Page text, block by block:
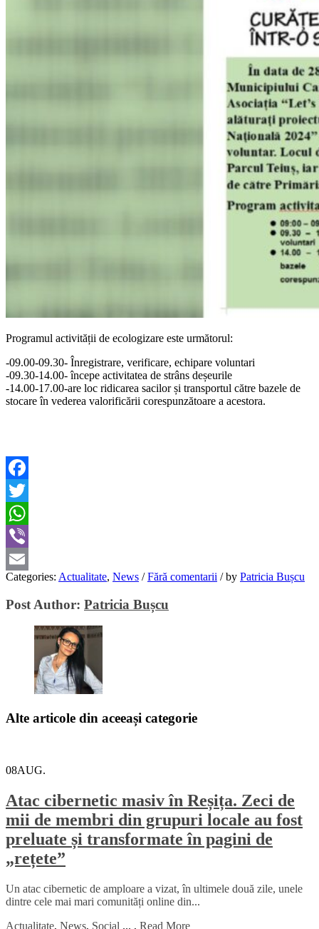
Programul activității de ecologizare este următorul:
-09.00-09.30- Înregistrare, verificare, echipare voluntari
-09.30-14.00- începe activitatea de strâns deșeurile
-14.00-17.00-are loc ridicarea sacilor și transportul către bazele de
stocare în vederea valorificării corespunzătoare a acestora.
Facebook
Twitter
WhatsApp
Viber
Email
Categories: Actualitate, News / Fără comentarii /by Patricia Bușcu
Post Author: Patricia Bușcu
Alte articole din aceeași categorie
08AUG.
Atac cibernetic masiv în Reșița. Zeci de
mii de membri din grupuri locale au fost
preluate și transformate în pagini de
„rețete”
Un atac cibernetic de amploare a vizat, în ultimele două zile, unele
dintre cele mai mari comunități online din...
Actualitate, News, Social ... , Read More